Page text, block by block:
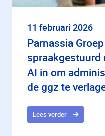
11 februari 2026
Parnassia
spraakgestuurd
AI in om
de ggz te
Lees verder